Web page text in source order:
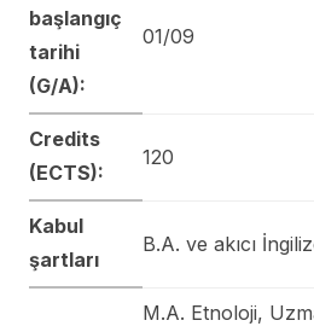
başlangıç
tarihi
(G/A):
01/09
Credits
(ECTS):
120
Kabul
şartları
B.A. ve akıcı
M.A. Etnoloji,